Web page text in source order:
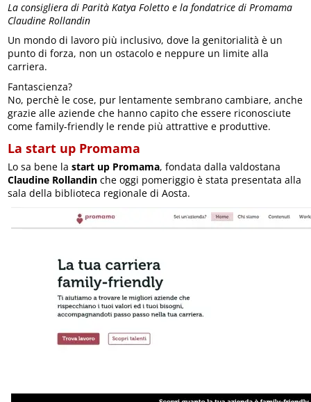
La consigliera di Parità Katya Foletto e la fondatrice di Promama
Claudine Rollandin
Un mondo di lavoro più inclusivo, dove la genitorialità è un
punto di forza, non un ostacolo e neppure un limite alla
carriera.
Fantascienza?
No, perchè le cose, pur lentamente sembrano cambiare, anche
grazie alle aziende che hanno capito che essere riconosciute
come family-friendly le rende più attrattive e produttive.
La start up Promama
Lo sa bene lastart up Promama, fondata dalla valdostana
Claudine Rollandin che oggi pomeriggio è stata presentata alla
sala della biblioteca regionale di Aosta.